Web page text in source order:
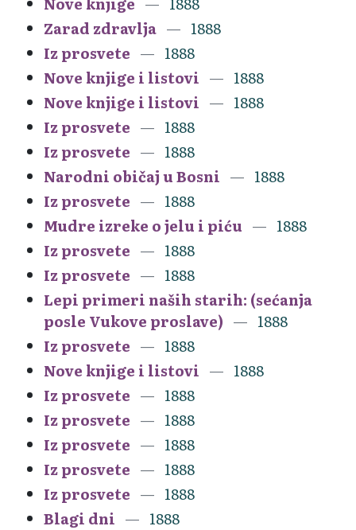
Zarad zdravlja
1888
Iz prosvete
1888
Nove knjige i listovi
1888
Nove knjige i listovi
1888
Iz prosvete
1888
Iz prosvete
1888
Narodni običaj u Bosni
1888
Iz prosvete
1888
Mudre izreke o jelu i piću
1888
Iz prosvete
1888
Iz prosvete
1888
Lepi primeri naših starih: (sećanja
posle Vukove proslave)
1888
Iz prosvete
1888
Nove knjige i listovi
1888
Iz prosvete
1888
Iz prosvete
1888
Iz prosvete
1888
Iz prosvete
1888
Iz prosvete
1888
Blagi dni
1888